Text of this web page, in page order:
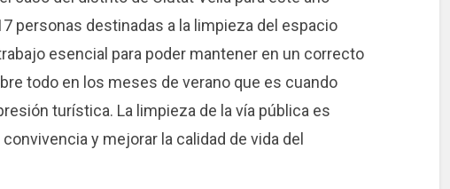
personas destinadas a la limpieza del espacio
esencial para poder mantener en un correcto
todo en los meses de verano que es cuando
turística. La limpieza de la vía pública es
y mejorar la calidad de vida del